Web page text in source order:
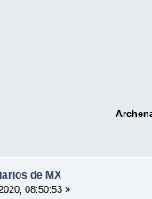
de MX
08:50:53 »